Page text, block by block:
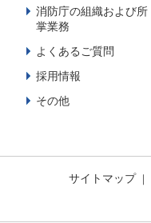
消防庁の組織および所
掌業務
よくあるご質問
採用情報
その他
サイトマップ